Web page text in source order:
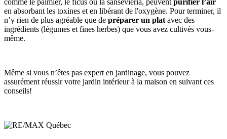
en absorbant les toxines et en libérant de l'oxygène. Pour terminer, il
n’y rien de plus agréable que de préparer un plat avec des
ingrédients (légumes et fines herbes) que vous avez cultivés vous-
même.
Même si vous n’êtes pas expert en jardinage, vous pouvez
assurément réussir votre jardin intérieur à la maison en suivant ces
conseils!